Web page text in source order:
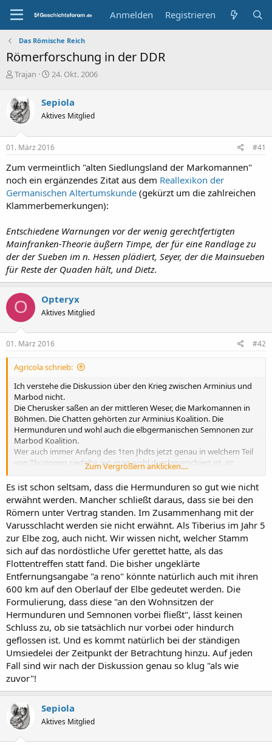
Anmelden Registrieren
Das Römische Reich
Römerforschung in der DDR
E
s
t
e
l
e
Trajan
E
t
e
l
t
m
24. Okt. 2006
Sepiola
Aktives Mitglied
01. März 2016 #41
Zum vermeintlich "alten Siedlungsland der Markomannen"
noch ein ergänzendes Zitat aus dem Reallexikon der
Germanischen Altertumskunde (gekürzt um die zahlreichen
Klammerbemerkungen):
Entschiedene Warnungen vor der wenig gerechtfertigten
Mainfranken-Theorie äußern Timpe, der für eine Randlage zu
der der Sueben im n. Hessen plädiert, Seyer, der die Mainsueben
für Reste der Quaden hält, und Dietz.
O Opteryx
Aktives Mitglied
01. März 2016 #42
Agricola schrieb:
Ich verstehe die Diskussion über den Krieg zwischen Arminius und
Marbod nicht.
Die Cherusker saßen an der mittleren Weser, die Markomannen in
Böhmen. Die Chatten gehörten zur Arminius Koalition. Die
Hermunduren und wohl auch die elbgermanischen Semnonen zur
Marbod Koalition.
Wer auch immer Anfang des 1ten Jhdts jetzt genau in welchem Teil
von Thüringen siedelte, wo man wohl durchmarschiert ist, ist
irrelevant. Es kann sich nur um Chatten, Hermunduren oder
Semnonen gehandelt haben. Und die waren alle irgendwie alliert
mit einer der Kriegsparteien.
Es gab also kein neutrales Gebiet zu durchqueren! Es sei denn wir
erfinden einen neuen Stamm zwischen Chatten, Hermunduren und
Semnonen.
Fakt ist, die beiden Armeen sind aufeinander geprallt. Und sie
hatten wohl kein Problem da hin zu kommen.
Zum Vergrößern anklicken....
Es ist schon seltsam, dass die Hermunduren so gut wie nicht
erwähnt werden. Mancher schließt daraus, dass sie bei den
Römern unter Vertrag standen. Im Zusammenhang mit der
Varusschlacht werden sie nicht erwähnt. Als Tiberius im Jahr 5
zur Elbe zog, auch nicht. Wir wissen nicht, welcher Stamm
sich auf das nordöstliche Ufer gerettet hatte, als das
Flottentreffen statt fand. Die bisher ungeklärte
Entfernungsangabe "a reno" könnte natürlich auch mit ihren
600 km auf den Oberlauf der Elbe gedeutet werden. Die
Formulierung, dass diese "an den Wohnsitzen der
Hermunduren und Semnonen vorbei fließt", lässt keinen
Schluss zu, ob sie tatsächlich nur vorbei oder hindurch
geflossen ist. Und es kommt natürlich bei der ständigen
Umsiedelei der Zeitpunkt der Betrachtung hinzu. Auf jeden
Fall sind wir nach der Diskussion genau so klug "als wie
zuvor"!
Sepiola
Aktives Mitglied